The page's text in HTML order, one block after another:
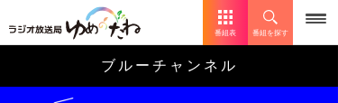
番組表 番組を探す
ブルーチャンネル